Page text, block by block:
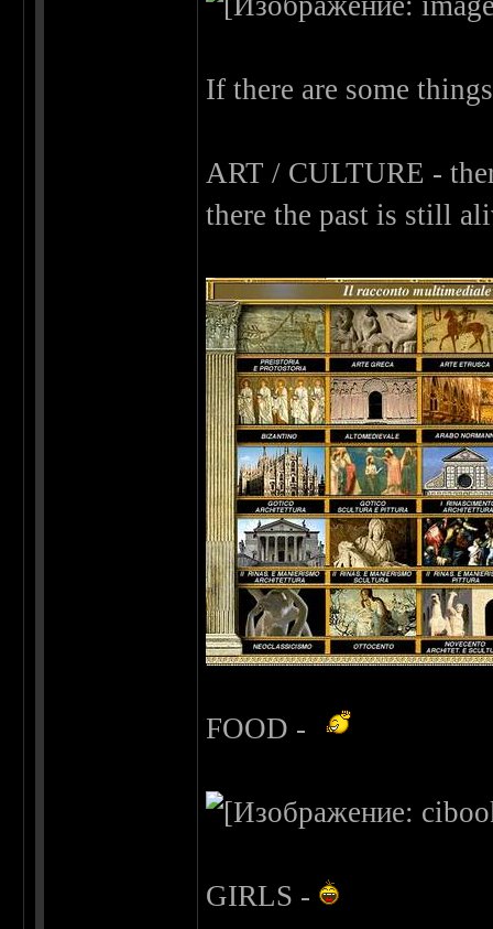
If there are some
ART / CULTURE -
there the past is still
FOOD -
GIRLS -